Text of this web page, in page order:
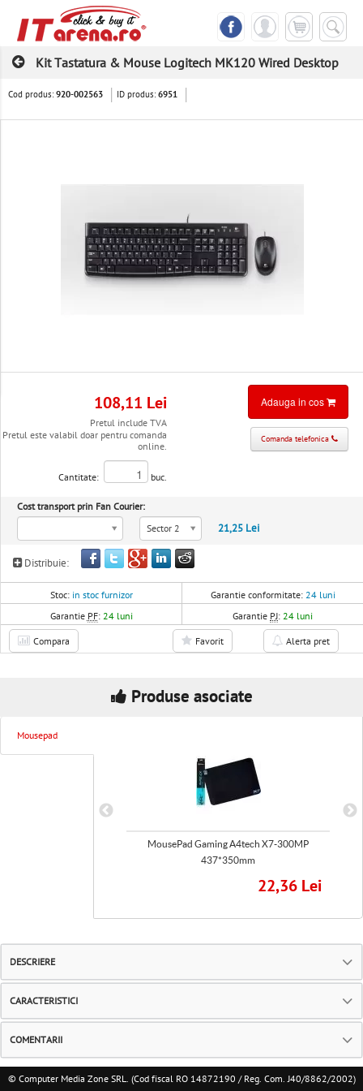
Kit Tastatura & Mouse Logitech MK120 Wired Desktop
Cod produs:920-002563 ID produs:6951
108,11 Lei
Pretul include TVA
Pretul este valabil doar pentru comanda
online.
Cantitate: buc.
Adauga in cos
Comanda telefonica
Cost transport prin Fan Courier:
Sector 2
21,25 Lei
Distribuie:
Stoc: in stoc furnizor Garantie conformitate: 24 luni
Garantie PF: 24 luni Garantie PJ:24 luni
Compara Favorit Alerta pret
Produse asociate
Mousepad
MousePad Gaming A4tech X7-300MP
437*350mm
22,36 Lei
DESCRIERE
CARACTERISTICI
COMENTARII
© Computer Media Zone SRL. (Cod fiscal RO 14872190 / Reg. Com. J40/8862/2002)